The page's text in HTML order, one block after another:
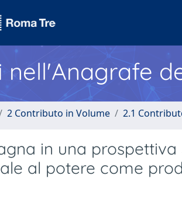
nell'Anagrafe
2 Contributo in Volume 2.1
in una
al potere come